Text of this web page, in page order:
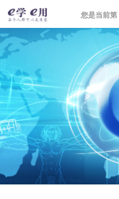
您是当前第